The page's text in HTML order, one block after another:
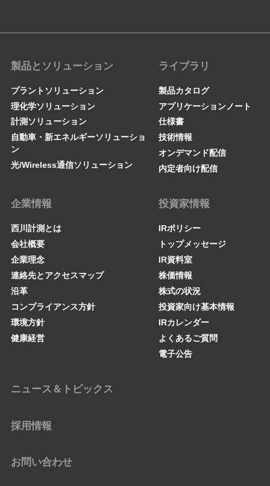
製品とソリューション
プラントソリューション
理化学ソリューション
計測ソリューション
自動車・新エネルギーソリューショ
ン
光/Wireless通信ソリューション
ライブラリ
製品カタログ
アプリケーションノート
仕様書
技術情報
オンデマンド配信
内定者向け配信
企業情報
西川計測とは
会社概要
企業理念
連絡先とアクセスマップ
沿革
コンプライアンス方針
環境方針
健康経営
投資家情報
IRポリシー
トップメッセージ
IR資料室
株価情報
株式の状況
投資家向け基本情報
IRカレンダー
よくあるご質問
電子公告
ニュース＆トピックス
採用情報
お問い合わせ